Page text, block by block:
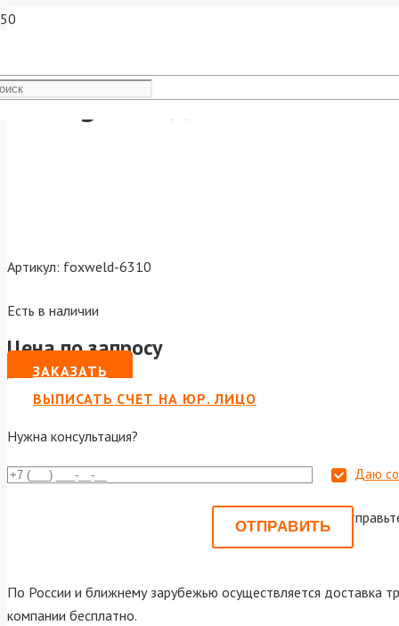
Varteg Насадка защитная
Артикул: foxweld-6310
Есть в наличии
Цена по запросу
ЗАКАЗАТЬ
ВЫПИСАТЬ СЧЕТ НА ЮР. ЛИЦО
Нужна консультация?
Даю
Или
По России и ближнему зарубежью осуществляется доставка
компании бесплатно.